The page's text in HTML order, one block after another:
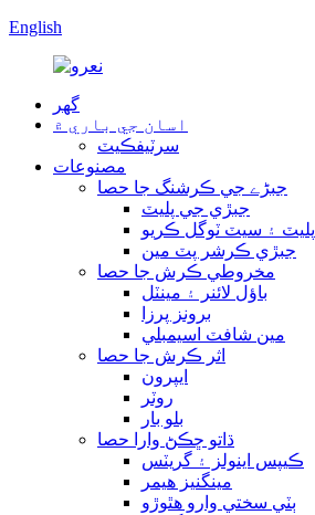
English
گھر
اسان جي باري ۾
سرٽيفڪيٽ
مصنوعات
جبڑے جي ڪرشنگ جا حصا
جبڙي جي پليٽ
پليٽ ۽ سيٽ ٽوگل ڪريو
جبڙي ڪرشر پٽ مين
مخروطي ڪرش جا حصا
باؤل لائنر ۽ مينٽل
برونز پرزا
مين شافٽ اسيمبلي
اثر ڪرش جا حصا
ايپرون
روٽر
بلو بار
ڌاتو ڇڪڻ وارا حصا
ڪيپس اينولز ۽ گريٽس
مينگنيز هيمر
ٻٽي سختي وارو هٿوڙو